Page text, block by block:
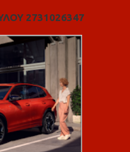
2731026347